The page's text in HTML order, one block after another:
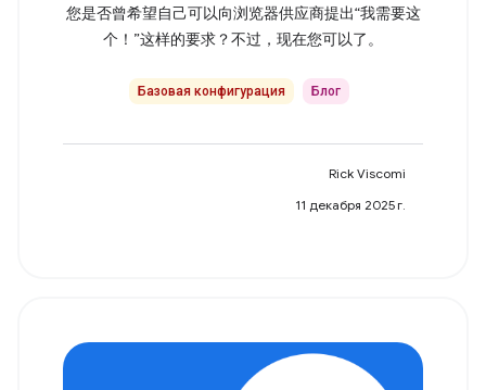
您是否曾希望自己可以向浏览器供应商提出“我需要这
个！”这样的要求？不过，现在您可以了。
Базовая конфигурация Блог
Rick Viscomi
11 декабря 2025 г.